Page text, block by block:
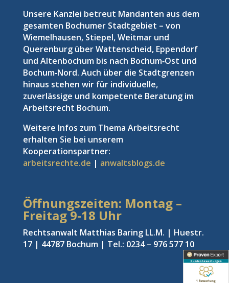
Unsere Kanzlei betreut Mandanten aus dem
gesamten Bochumer Stadtgebiet – von
Wiemelhausen, Stiepel, Weitmar und
Querenburg über Wattenscheid, Eppendorf
und Altenbochum bis nach Bochum‑Ost und
Bochum‑Nord. Auch über die Stadtgrenzen
hinaus stehen wir für individuelle,
zuverlässige und kompetente Beratung im
Arbeitsrecht Bochum.
Weitere Infos zum Thema Arbeitsrecht
erhalten Sie bei unserem
Kooperationspartner:
arbeitsrechte.de | anwaltsblogs.de
Öffnungszeiten: Montag –
Freitag9-18 Uhr
Rechtsanwalt Matthias Baring LL.M. | Huestr.
17 | 44787 Bochum | Tel.: 0234 – 976 577 10